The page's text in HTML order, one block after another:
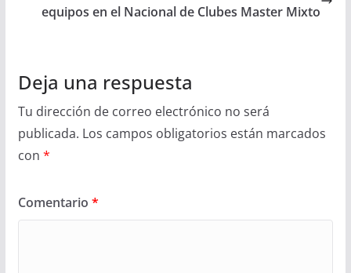
equipos en el Nacional de Clubes Master Mixto
Deja una respuesta
Tu dirección de correo electrónico no será
publicada. Los campos obligatorios están marcados
con *
Comentario *